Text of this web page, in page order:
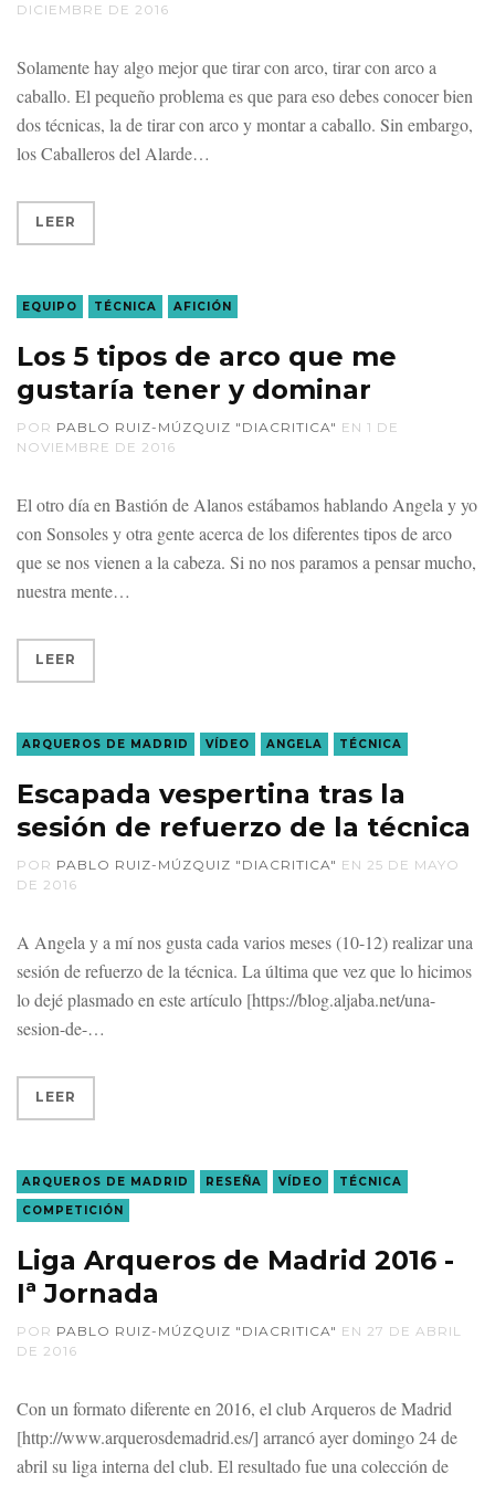
DICIEMBRE DE 2016
Solamente hay algo mejor que tirar con arco, tirar con arco a
caballo. El pequeño problema es que para eso debes conocer bien
dos técnicas, la de tirar con arco y montar a caballo. Sin embargo,
los Caballeros del Alarde
LEER
EQUIPO TÉCNICA AFICIÓN
Los 5 tipos de arco que me
gustaría tener y dominar
POR PABLO RUIZ-MÚZQUIZ "DIACRITICA" EN 1 DE
NOVIEMBRE DE 2016
El otro día en Bastión de Alanos estábamos hablando Angela y yo
con Sonsoles y otra gente acerca de los diferentes tipos de arco
que se nos vienen a la cabeza. Si no nos paramos a pensar mucho,
nuestra mente
LEER
ARQUEROS DE MADRID VÍDEO ANGELA TÉCNICA
Escapada vespertina tras la
sesión de refuerzo de la técnica
POR PABLO RUIZ-MÚZQUIZ "DIACRITICA" EN 25 DE MAYO
DE 2016
A Angela y a mí nos gusta cada varios meses (10-12) realizar una
sesión de refuerzo de la técnica. La última que vez que lo hicimos
lo dejé plasmado en este artículo [https://blog.aljaba.net/una-
sesion-de-
LEER
ARQUEROS DE MADRID RESEÑA VÍDEO
TÉCNICA
COMPETICIÓN
Liga Arqueros de Madrid 2016 -
Iª Jornada
POR PABLO RUIZ-MÚZQUIZ "DIACRITICA" EN 27 DE ABRIL
DE 2016
Con un formato diferente en 2016, el club Arqueros de Madrid
[http://www.arquerosdemadrid.es/] arrancó ayer domingo 24 de
abril su liga interna del club. El resultado fue una colección de